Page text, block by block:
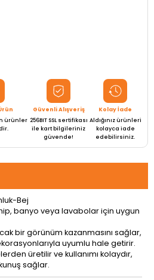
ürünler
Güvenli Alışveriş
256BIT SSL sertifikası
ile kart bilgileriniz
güvende!
Kolay İade
Aldığınız ürünleri
kolayca iade
edebilirsiniz.
Bej
banyo veya lavabolar için uygun
bir görünüm kazanmasını sağlar,
uyumlu hale getirir.
üretilir ve kullanımı kolaydır,
sağlar.